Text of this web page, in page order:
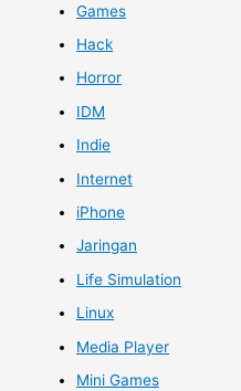
Games
Hack
Horror
IDM
Indie
Internet
iPhone
Jaringan
Life Simulation
Linux
Media Player
Mini Games